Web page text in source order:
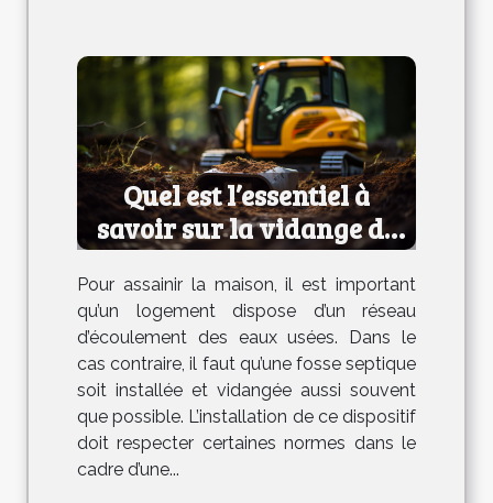
Quel est l’essentiel à
savoir sur la vidange de
fosse septique ?
Pour assainir la maison, il est important
qu’un logement dispose d’un réseau
d’écoulement des eaux usées. Dans le
cas contraire, il faut qu’une fosse septique
soit installée et vidangée aussi souvent
que possible. L’installation de ce dispositif
doit respecter certaines normes dans le
cadre d’une...